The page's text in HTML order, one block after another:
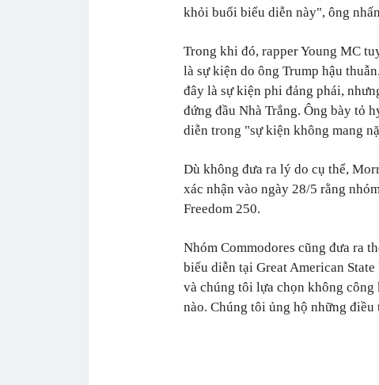
khỏi buổi biểu diễn này", ông
Trong khi đó, rapper Young MC
là sự kiện do ông Trump hậu
đây là sự kiện phi đảng phái,
đứng đầu Nhà Trắng. Ông bày tỏ
diễn trong "sự kiện không mang
Dù không đưa ra lý do cụ thể,
xác nhận vào ngày 28/5 rằng
Freedom 250.
Nhóm Commodores cũng đưa ra
biểu diễn tại Great American
và chúng tôi lựa chọn không
nào. Chúng tôi ủng hộ những